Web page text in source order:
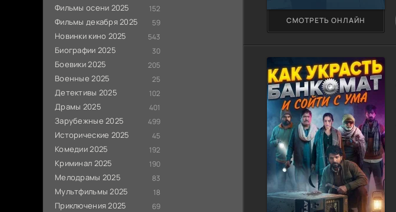
Фильмы осени 2025 152
Фильмы декабря 2025 59
Новинки кино 2025 543
Биографии 2025 30
Боевики 2025 205
Военные 2025 25
Детективы 2025 102
Драмы 2025 401
Зарубежные 2025 499
Исторические 2025 45
Комедии 2025 192
Криминал 2025 190
Мелодрамы 2025 83
Мультфильмы 2025 18
Приключения 2025 69
СМОТРЕТЬ ОНЛАЙН